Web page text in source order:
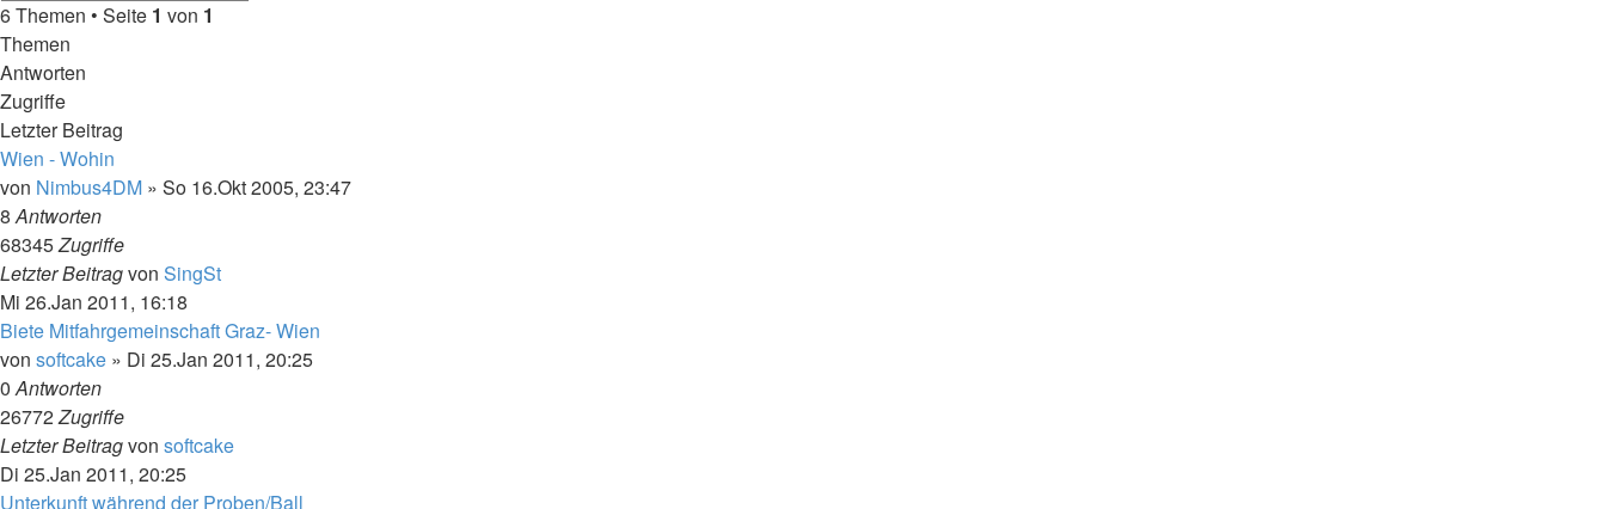
6 Themen • Seite 1 von 1
Themen
Antworten
Zugriffe
Letzter Beitrag
Wien - Wohin
von Nimbus4DM » So 16.Okt 2005, 23:47
8Antworten
68345Zugriffe
Letzter Beitragvon SingSt
Mi 26.Jan 2011, 16:18
Biete Mitfahrgemeinschaft Graz- Wien
von softcake » Di 25.Jan 2011, 20:25
0Antworten
26772Zugriffe
Letzter Beitragvon softcake
Di 25.Jan 2011, 20:25
Unterkunft während der Proben/Ball